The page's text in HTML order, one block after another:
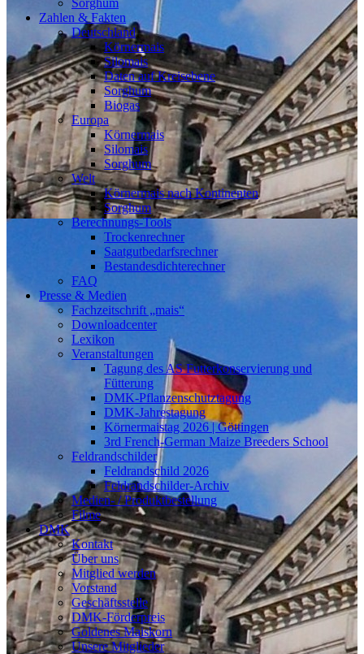
Sorghum
Zahlen & Fakten
Deutschland
Körnermais
Silomais
Daten auf Kreisebene
Sorghum
Biogas
Europa
Körnermais
Silomais
Sorghum
Welt
Körnermais nach Kontinenten
Sorghum
Berechnungs-Tools
Trockenrechner
Saatgutbedarfsrechner
Bestandesdichterechner
FAQ
Presse & Medien
Fachzeitschrift „mais“
Downloadcenter
Lexikon
Veranstaltungen
Tagung des AS Futterkonservierung und
Fütterung
DMK-Pflanzenschutztagung
DMK-Jahrestagung
Körnermaistag 2026 | Göttingen
3rd French-German Maize Breeders School
Feldrandschilder
Feldrandschild 2026
Feldrandschilder-Archiv
Medien- / Produktbestellung
Filme
DMK
Kontakt
Über uns
Mitglied werden
Vorstand
Geschäftsstelle
DMK-Förderpreis
Goldenes Maiskorn
Unsere Mitglieder